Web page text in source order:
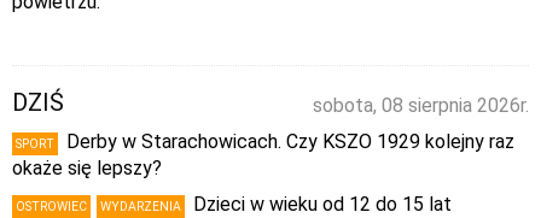
sobota, 08 sierpnia 2026r.
DZIŚ
SPORT
Derby w Starachowicach. Czy KSZO 1929 kolejny raz
okaże się lepszy?
OSTROWIEC WYDARZENIA
Dzieci w wieku od 12 do 15 lat